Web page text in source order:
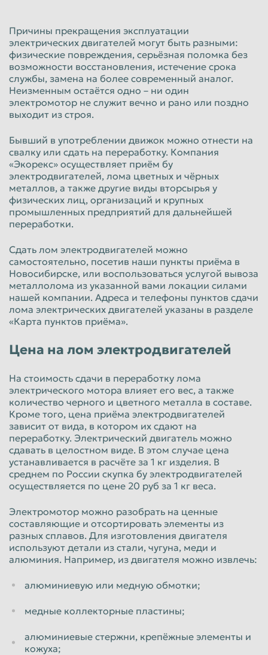
Курск Липецк
Люберцы Магнитогорск
Махачкала
Москва Мурманск
Мытищи
Нальчик Нижневартовск
Нижнекамск Нижний Новгород
Нижний Тагил Новокузнецк
Новороссийск Новосибирск
Новочеркасск
Оренбург Орск
Пенза Пермь
Петропавловск-Камчатский
Подольск
Псков Ростов-на-Дону
Салават Самара
Санкт-Петербург
Саратов Севастополь
Северодвинск Симферополь
Смоленск Сочи
Ставрополь Старый Оскол
Стерлитамак Сургут
Сызрань Сыктывкар
Тамбов
Тюмень
Ульяновск Уссурийск
Причины прекращения эксплуатации
электрических двигателей могут быть разными:
физические повреждения, серьёзная поломка без
возможности восстановления, истечение срока
службы, замена на более современный аналог.
Неизменным остаётся одно – ни один
электромотор не служит вечно и рано или поздно
выходит из строя.
Бывший в употреблении движок можно отнести на
свалку или сдать на переработку. Компания
«Экорекс» осуществляет приём бу
электродвигателей, лома цветных и чёрных
металлов, а также другие виды вторсырья у
физических лиц, организаций и крупных
промышленных предприятий для дальнейшей
переработки.
Сдать лом электродвигателей можно
самостоятельно, посетив наши пункты приёма в
Новосибирске, или воспользоваться услугой вывоза
металлолома из указанной вами локации силами
нашей компании. Адреса и телефоны пунктов сдачи
лома электрических двигателей указаны в разделе
«Карта пунктов приёма».
Цена на лом электродвигателей
На стоимость сдачи в переработку лома
электрического мотора влияет его вес, а также
количество черного и цветного металла в составе.
Кроме того, цена приёма электродвигателей
зависит от вида, в котором их сдают на
переработку. Электрический двигатель можно
сдавать в целостном виде. В этом случае цена
устанавливается в расчёте за 1 кг изделия. В
среднем по России скупка бу электродвигателей
осуществляется по цене 20 руб за 1 кг веса.
Электромотор можно разобрать на ценные
составляющие и отсортировать элементы из
разных сплавов. Для изготовления двигателя
используют детали из стали, чугуна, меди и
алюминия. Например, из двигателя можно извлечь:
алюминиевую или медную обмотки;
медные коллекторные пластины;
алюминиевые стержни, крепёжные элементы и
кожуха;